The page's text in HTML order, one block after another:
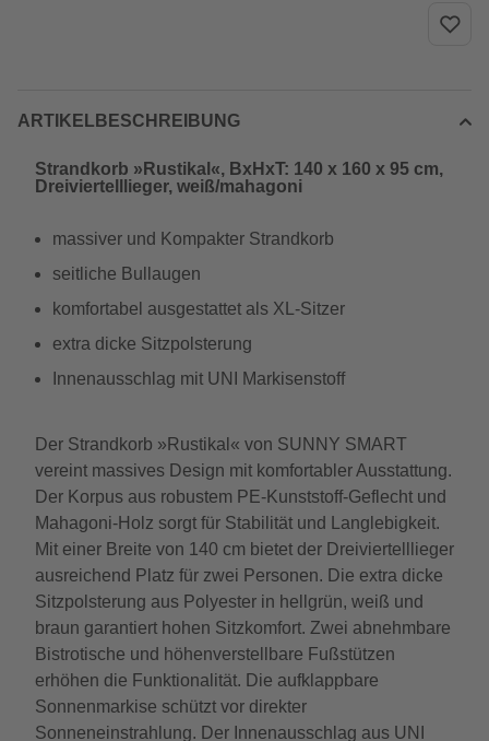
ARTIKELBESCHREIBUNG
Strandkorb »Rustikal«, BxHxT: 140 x 160 x 95 cm,
Dreiviertelllieger, weiß/mahagoni
massiver und Kompakter Strandkorb
seitliche Bullaugen
komfortabel ausgestattet als XL-Sitzer
extra dicke Sitzpolsterung
Innenausschlag mit UNI Markisenstoff
Der Strandkorb »Rustikal« von SUNNY SMART
vereint massives Design mit komfortabler Ausstattung.
Der Korpus aus robustem PE-Kunststoff-Geflecht und
Mahagoni-Holz sorgt für Stabilität und Langlebigkeit.
Mit einer Breite von 140 cm bietet der Dreiviertelllieger
ausreichend Platz für zwei Personen. Die extra dicke
Sitzpolsterung aus Polyester in hellgrün, weiß und
braun garantiert hohen Sitzkomfort. Zwei abnehmbare
Bistrotische und höhenverstellbare Fußstützen
erhöhen die Funktionalität. Die aufklappbare
Sonnenmarkise schützt vor direkter
Sonneneinstrahlung. Der Innenausschlag aus UNI